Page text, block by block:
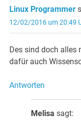
Linux Programmer
12/02/2016 um 20:49
Des sind doch alles
dafür auch
Antworten
Melisa sagt: